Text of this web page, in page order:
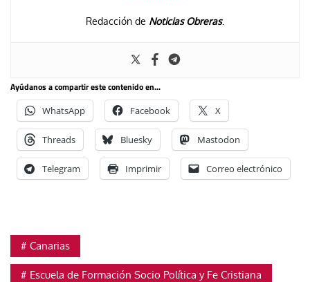
Redacción de Noticias Obreras.
Ayúdanos a compartir este contenido en...
WhatsApp Facebook X
Threads Bluesky Mastodon
Telegram Imprimir Correo electrónico
Canarias
Escuela de Formación Socio Política y Fe Cristiana